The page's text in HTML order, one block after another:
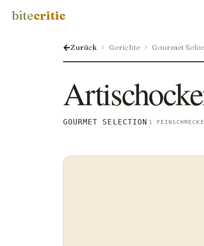
bitecritic
Zurück Gerichte Gourmet
GOURMET SELECTION 1